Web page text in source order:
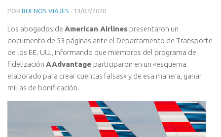
POR BUENOS VIAJES · 13/07/2020
Los abogados de American Airlines presentaron un
documento de 53 páginas ante el Departamento de Transporte
de los EE. UU., informando que miembros del programa de
fidelización AAdvantage participaron en un «esquema
elaborado para crear cuentas falsas» y de esa manera, ganar
millas de bonificación.